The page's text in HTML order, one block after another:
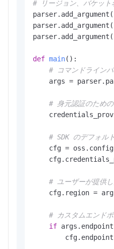
# リージョン、バケッ
parser.add_argument(
parser.add_argument(
parser.add_argument(
def main():
# コマンドライン
args =
# 身元認証のため
# SDK のデフォル
cfg =
# ユーザーが提供
cfg.region =
# カスタムエンド
if args.endpoint